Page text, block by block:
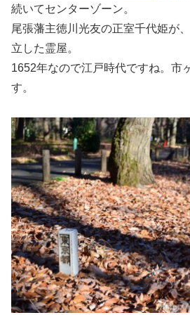
続いてセンターゾーン。
尾張藩主徳川光友の正室千代姫が
立した霊屋。
1652年なので江戸時代ですね。市
す。